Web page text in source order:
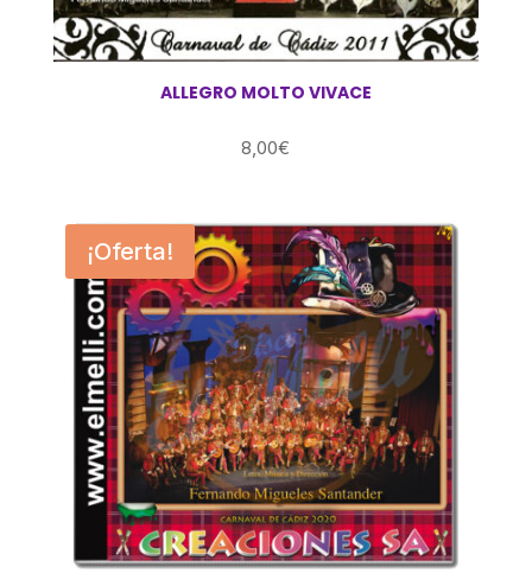
ALLEGRO MOLTO VIVACE
8,00€
¡Oferta!